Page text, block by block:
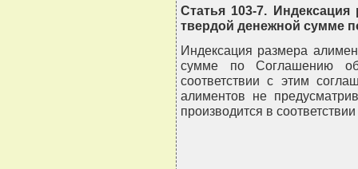
Статья 103-7.
твердой денежной сумме
Индексация размера
сумме по Соглашению об
соответствии с этим
алиментов не
производится в